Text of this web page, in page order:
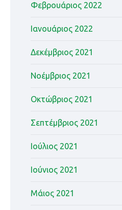
Φεβρουάριος 2022
Ιανουάριος 2022
Δεκέμβριος 2021
Νοέμβριος 2021
Οκτώβριος 2021
Σεπτέμβριος 2021
Ιούλιος 2021
Ιούνιος 2021
Μάιος 2021